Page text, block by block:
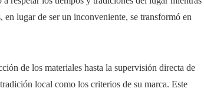
lugar de ser un inconveniente, se transformó en
de los materiales hasta la supervisión directa de
local como los criterios de su marca. Este